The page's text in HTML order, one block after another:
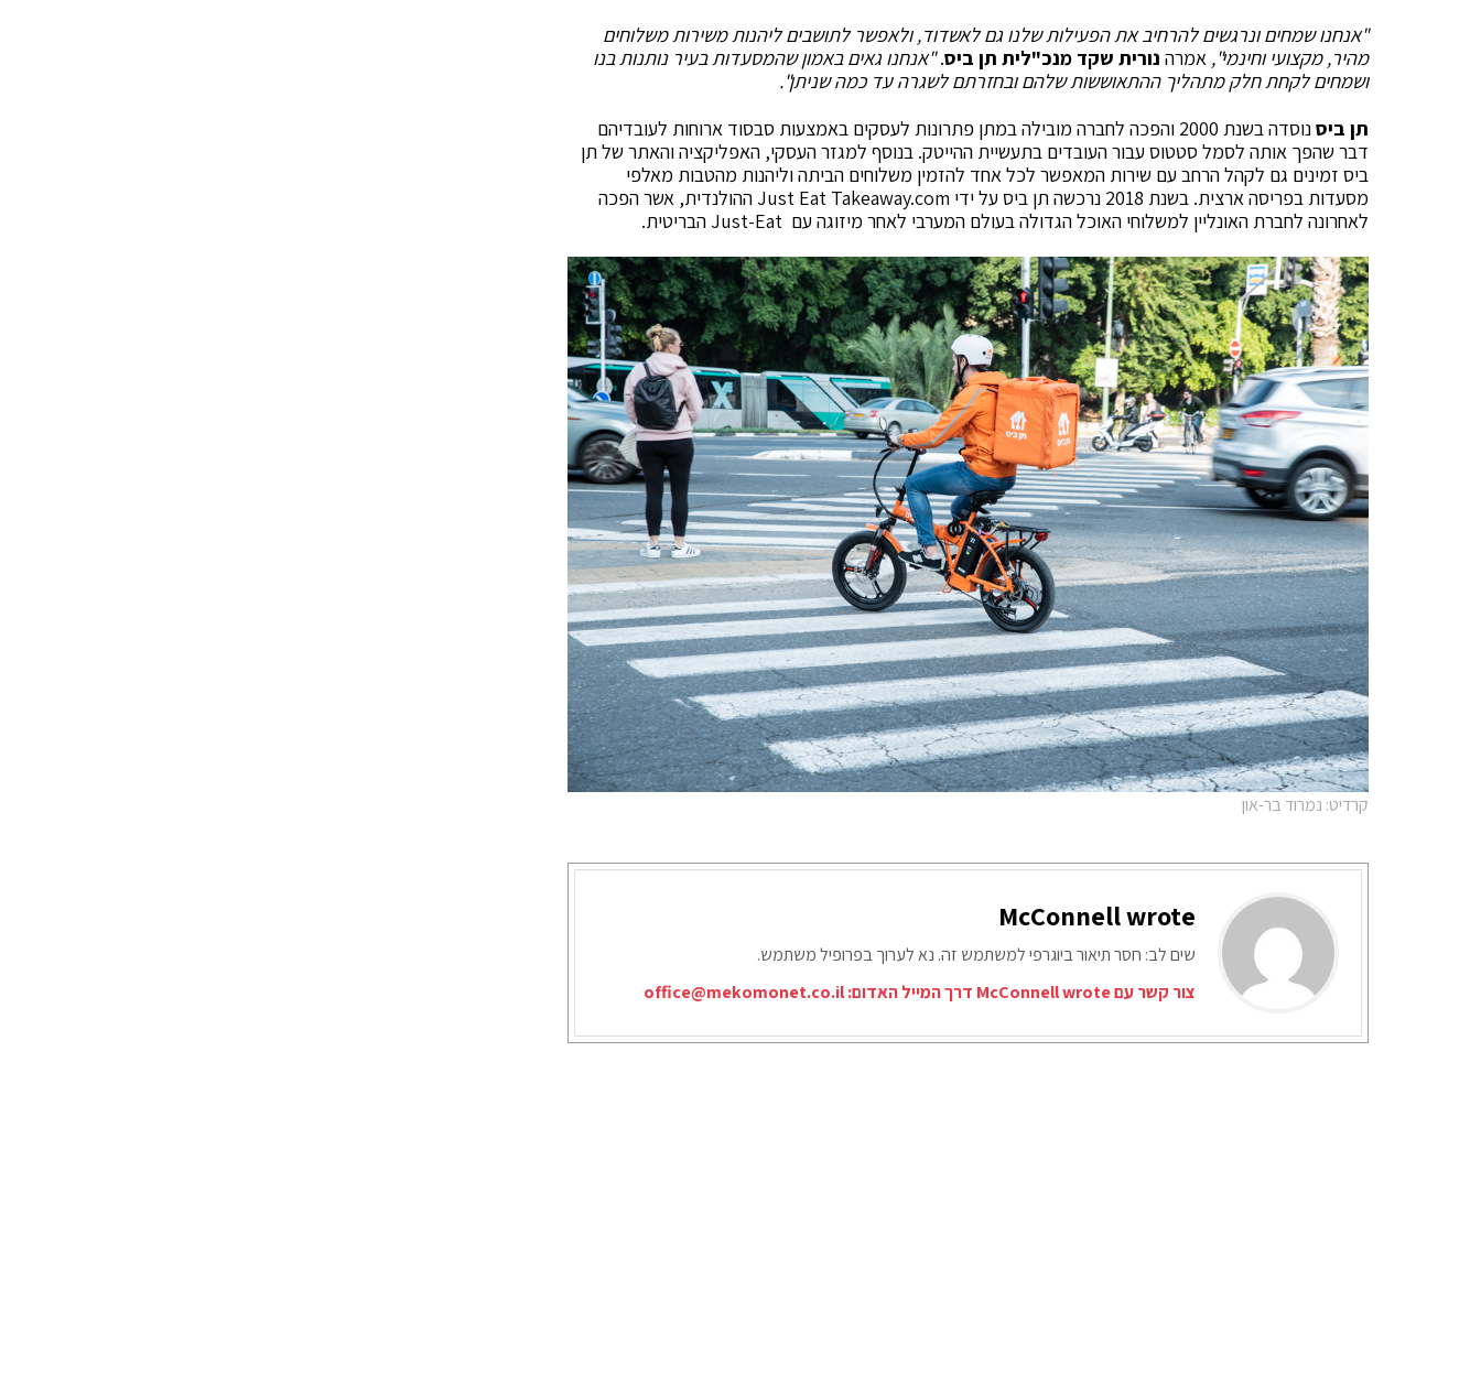
"אנחנו שמחים ונרגשים להרחיב את הפעילות שלנו גם לאשדוד, ולאפשר לתושבים ליהנות משירות משלוחים
מהיר, מקצועי וחינמי", אמרה נורית שקד מנכ"לית תן ביס."אנחנו גאים באמון שהמסעדות בעיר נותנות בנו
ושמחים לקחת חלק מתהליך ההתאוששות שלהם ובחזרתם לשגרה עד כמה שניתן".
תן ביס
נוסדה בשנת 2000 והפכה לחברה מובילה במתן פתרונות לעסקים באמצעות סבסוד ארוחות לעובדיהם
דבר שהפך אותה לסמל סטטוס עבור העובדים בתעשיית ההייטק. בנוסף למגזר העסקי, האפליקציה והאתר של תן
ביס זמינים גם לקהל הרחב עם שירות המאפשר לכל אחד להזמין משלוחים הביתה וליהנות מהטבות מאלפי
מסעדות בפריסה ארצית. בשנת 2018 נרכשה תן ביס על ידי Just Eat Takeaway.com ההולנדית, אשר הפכה
לאחרונה לחברת האונליין למשלוחי האוכל הגדולה בעולם המערבי לאחר מיזוגה עם Just-Eat הבריטית.
קרדיט: נמרוד בר-און
McConnell wrote
שים לב: חסר תיאור ביוגרפי למשתמש זה. נא לערוך בפרופיל משתמש.
צור קשר עם McConnell wrote דרך המייל האדום:
office@mekomonet.co.il